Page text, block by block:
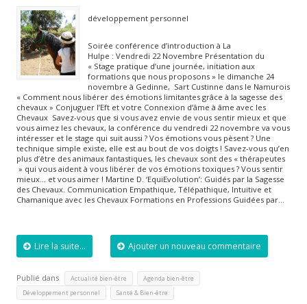
développement personnel
Soirée conférence d’introduction à La
Hulpe : Vendredi 22 Novembre Présentation du
« Stage pratique d’une journée, initiation aux
formations que nous proposons » le dimanche 24
novembre à Gedinne, Sart Custinne dans le Namurois
« Comment nous libérer des émotions limitantes grâce à la sagesse des
chevaux » Conjuguer l’Eft et votre Connexion d’âme à âme avec les
Chevaux Savez-vous que si vous avez envie de vous sentir mieux et que
vous aimez les chevaux, la conférence du vendredi 22 novembre va vous
intéresser et le stage qui suit aussi ? Vos émotions vous pèsent ? Une
technique simple existe, elle est au bout de vos doigts ! Savez-vous qu’en
plus d’être des animaux fantastiques, les chevaux sont des « thérapeutes
» qui vous aident à vous libérer de vos émotions toxiques ? Vous sentir
mieux… et vous aimer ! Martine D. ‘EquiEvolution’: Guidés par la Sagesse
des Chevaux. Communication Empathique, Télépathique, Intuitive et
Chamanique avec les Chevaux Formations en Professions Guidées par…
Lire la suite... Ajouter un nouveau commentaire
Publié dans Actualité bien-être Agenda bien-être
Développement personnel Santé & Bien-être